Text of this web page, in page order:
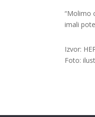
“Molimo
imali
Izvor:
Foto: